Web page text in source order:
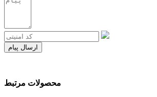
ارسال پیام
محصولات مرتبط